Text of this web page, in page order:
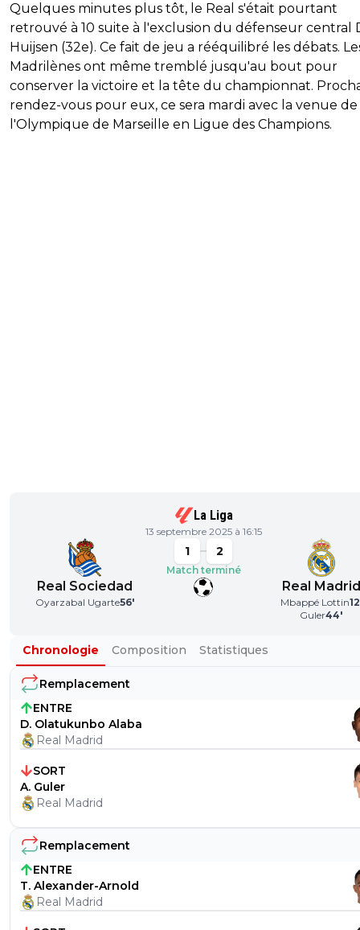
Quelques minutes plus tôt, le Real s'était pourtant
retrouvé à 10 suite à l'exclusion du défenseur central
Huijsen (32e). Ce fait de jeu a rééquilibré les débats.
Madrilènes ont même tremblé jusqu'au bout pour
conserver la victoire et la tête du championnat.
rendez-vous pour eux, ce sera mardi avec la venue de
l'Olympique de Marseille en Ligue des Champions.
La Liga
13 septembre 2025 à 16:15
Real Sociedad
Oyarzabal Ugarte56'
1 2
Match terminé
Real
Mbappé Lottin12
Guler44'
Chronologie Composition Statistiques
Remplacement
ENTRE
D. Olatukunbo Alaba
Real Madrid
SORT
A. Guler
Real Madrid
Remplacement
ENTRE
T. Alexander-Arnold
Real Madrid